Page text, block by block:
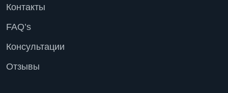
Контакты
FAQ’s
Консультации
Отзывы